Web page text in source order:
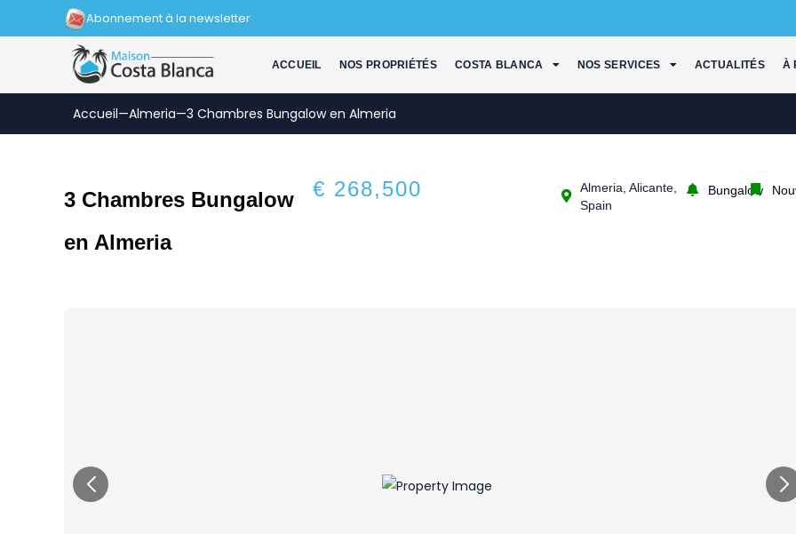
au
Abonnement à la newsletter
ACCUEIL NOS PROPRIÉTÉS COSTA BLANCA NOS SERVICES ACTUALITÉS À
Accueil—Almeria—3 Chambres Bungalow en Almeria
3 Chambres Bungalow
en Almeria
€ 268,500
Almeria, Alicante,
Spain
Bungalow